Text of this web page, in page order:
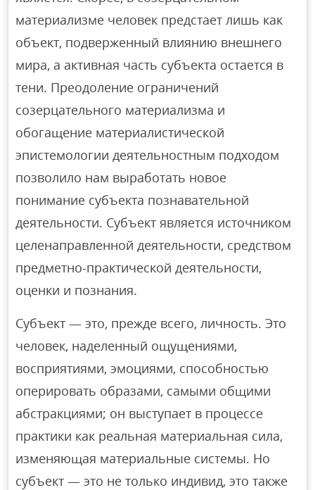
материализме человек предстает лишь как
объект, подверженный влиянию внешнего
мира, а активная часть субъекта остается в
тени. Преодоление ограничений
созерцательного материализма и
обогащение материалистической
эпистемологии деятельностным подходом
позволило нам выработать новое
понимание субъекта познавательной
деятельности. Субъект является источником
целенаправленной деятельности, средством
предметно-практической деятельности,
оценки и познания.
Субъект — это, прежде всего, личность. Это
человек, наделенный ощущениями,
восприятиями, эмоциями, способностью
оперировать образами, самыми общими
абстракциями; он выступает в процессе
практики как реальная материальная сила,
изменяющая материальные системы. Но
субъект — это не только индивид, это также